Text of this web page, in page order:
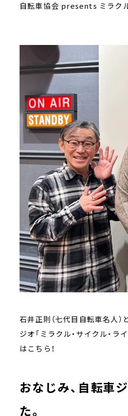
自転車協会 presents ミラクル
石井正則（七代目自転車名人
ジオ「ミラクル・サイクル・ラ
はこちら！
おなじみ、自転車
た。